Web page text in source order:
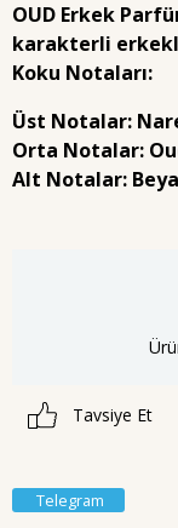
OUD Erkek
karakterli
Koku Notaları:
Üst Notalar:
Orta Notalar:
Alt Notalar:
Tavsiye Et
Telegram